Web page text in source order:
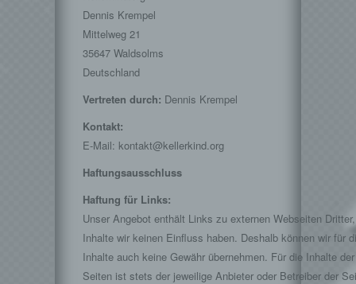
Dennis Krempel
Mittelweg 21
35647 Waldsolms
Deutschland
Vertreten durch: Dennis Krempel
Kontakt:
E-Mail: kontakt@kellerkind.org
Haftungsausschluss
Haftung für Links:
Unser Angebot enthält Links zu externen Webseiten
Inhalte wir keinen Einfluss haben. Deshalb können wir für
Inhalte auch keine Gewähr übernehmen. Für die Inhalte
Seiten ist stets der jeweilige Anbieter oder Betreiber der